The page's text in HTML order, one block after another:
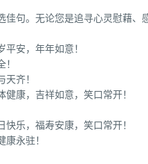
句。无论您是追寻心灵慰藉、
安，年年如意！
齐！
康，吉祥如意，笑口常开！
乐，福寿安康，笑口常开！
永驻！